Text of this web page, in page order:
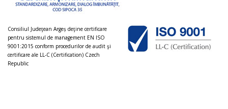
Consiliul Judeţean Argeș deţine certificare
pentru sistemul de management EN ISO
9001:2015 conform procedurilor de audit şi
certificare ale LL-C (Certification) Czech
Republic